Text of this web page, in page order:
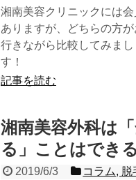
湘南美容クリニックには
ありますが、どちらの方
行きながら比較してみま
す！
記事を読む
湘南美容外科は
る」ことはでき
2019/6/3 コラム, 脱